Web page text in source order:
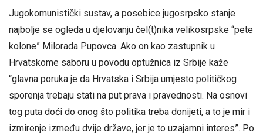
Jugokomunistički sustav, a posebice jugosrpsko stanje
najbolje se ogleda u djelovanju čel(t)nika velikosrpske “pete
kolone” Milorada Pupovca. Ako on kao zastupnik u
Hrvatskome saboru u povodu optužnica iz Srbije kaže
“glavna poruka je da Hrvatska i Srbija umjesto političkog
sporenja trebaju stati na put prava i pravednosti. Na osnovi
tog puta doći do onog što politika treba donijeti, a to je mir i
izmirenje između dvije države, jer je to uzajamni interes”. Po